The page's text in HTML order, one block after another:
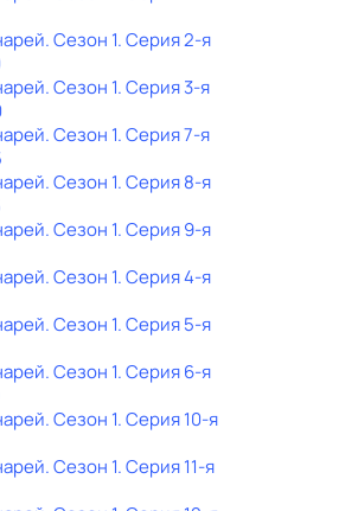
. Сезон 1. Серия 2-я
. Сезон 1. Серия 3-я
. Сезон 1. Серия 7-я
. Сезон 1. Серия 8-я
. Сезон 1. Серия 9-я
. Сезон 1. Серия 4-я
. Сезон 1. Серия 5-я
. Сезон 1. Серия 6-я
. Сезон 1. Серия 10-я
. Сезон 1. Серия 11-я